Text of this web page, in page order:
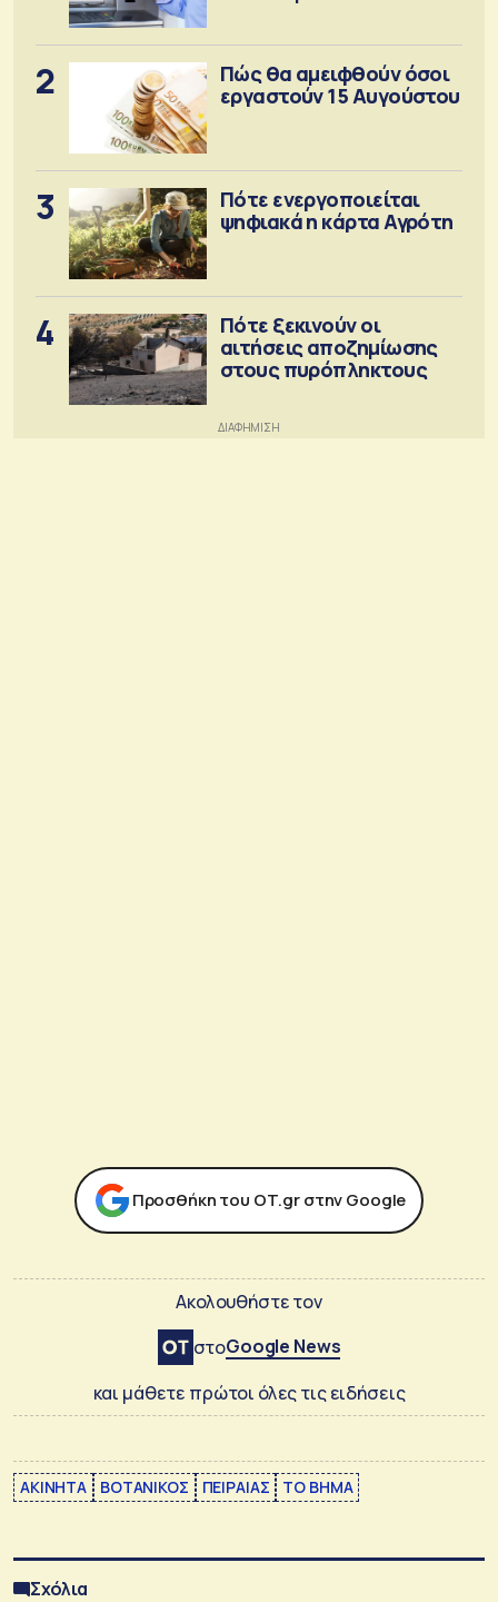
2
Πώς θα αμειφθούν όσοι
εργαστούν 15 Αυγούστου
3
Πότε ενεργοποιείται
ψηφιακά η κάρτα Αγρότη
4
Πότε ξεκινούν οι
αιτήσεις αποζημίωσης
στους πυρόπληκτους
Προσθήκη του ΟΤ.gr στην Google
Ακολουθήστε τον
στοGoogle News
και μάθετε πρώτοι όλες τις ειδήσεις
ΑΚΙΝΗΤΑ ΒΟΤΑΝΙΚΟΣ ΠΕΙΡΑΙΑΣ ΤΟ ΒΗΜΑ
Σχόλια